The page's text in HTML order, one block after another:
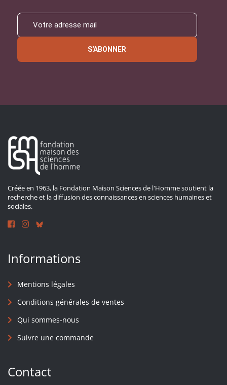
S'ABONNER
Créée en 1963, la Fondation Maison Sciences de l'Homme soutient la
recherche et la diffusion des connaissances en sciences humaines et
sociales.
Informations
Mentions légales
Conditions générales de ventes
Qui sommes-nous
Suivre une commande
Contact